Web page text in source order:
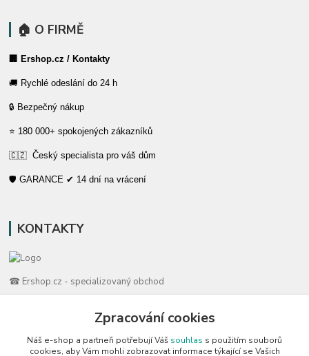
🏠 O FIRMĚ
🏢 Ershop.cz / Kontakty
🚚 Rychlé odeslání do 24 h
🔒 Bezpečný nákup
⭐ 180 000+ spokojených zákazníků
🇨🇿 Český specialista pro váš dům
🛡️ GARANCE ✔ 14 dní na vrácení
KONTAKTY
☎ Ershop.cz - specializovaný obchod
🛡️ Zákaznická podpora
📞 728 007 997
⏰ Po-Pá | 7:00 - 13:30 |
Zpracování cookies
Náš e-shop a partneři potřebují Váš souhlas s použitím souborů
cookies, aby Vám mohli zobrazovat informace týkající se Vašich